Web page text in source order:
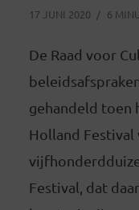
17 JUNI 2020
6
De Raad voor
gehandeld toen
Holland
Festival, dat